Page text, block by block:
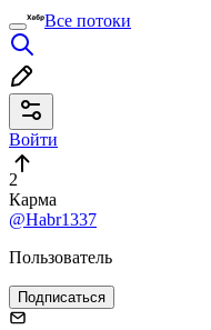
Все потоки
Войти
2
Карма
@Habr1337
Пользователь
Подписаться